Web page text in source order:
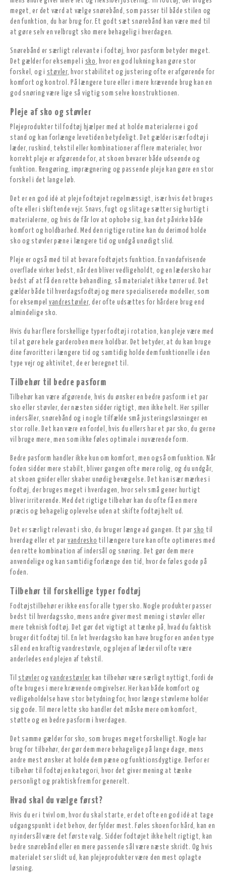
meget, er det værd at vælge snørebånd, som passer til både stilen og
den funktion, du har brug for. Et godt sæt snørebånd kan være med til
at gøre selv en velbrugt sko mere behagelig i hverdagen.
Snørebånd er særligt relevante i fodtøj, hvor pasform betyder meget.
Det gælder for eksempel i sko , hvor en god lukning kan gøre stor
forskel, og i støvler, hvor stabilitet og justering ofte er afgørende for
komfort og kontrol. På længere ture eller i mere krævende brug kan en
god snøring være lige så vigtig som selve konstruktionen.
Pleje af sko og støvler
Plejeprodukter til fodtøj hjælper med at holde materialerne i god
stand og kan forlænge levetiden betydeligt. Det gælder især fodtøj i
læder, ruskind, tekstil eller kombinationer af flere materialer, hvor
korrekt pleje er afgørende for, at skoen bevarer både udseende og
funktion. Rengøring, imprægnering og passende pleje kan gøre en stor
forskel i det lange løb.
Det er en god idé at pleje fodtøjet regelmæssigt, især hvis det bruges
ofte eller i skiftende vejr. Snavs, fugt og slitage sætter sig hurtigt i
materialerne, og hvis de får lov at ophobe sig, kan det påvirke både
komfort og holdbarhed. Med den rigtige rutine kan du derimod holde
sko og støvler pæne i længere tid og undgå unødigt slid.
Pleje er også med til at bevare fodtøjets funktion. En vandafvisende
overflade virker bedst, når den bliver vedligeholdt, og en lædersko har
bedst af at få den rette behandling, så materialet ikke tørrer ud. Det
gælder både til hverdagsfodtøj og mere specialiserede modeller, som
for eksempel vandrestøvler, der ofte udsættes for hårdere brug end
almindelige sko.
Hvis du har flere forskellige typer fodtøj i rotation, kan pleje være med
til at gøre hele garderoben mere holdbar. Det betyder, at du kan bruge
dine favoritter i længere tid og samtidig holde dem funktionelle i den
type vejr og aktivitet, de er beregnet til.
Tilbehør til bedre pasform
Tilbehør kan være afgørende, hvis du ønsker en bedre pasform i et par
sko eller støvler, der næsten sidder rigtigt, men ikke helt. Her spiller
indersåler, snørebånd og i nogle tilfælde små justeringsløsninger en
stor rolle. Det kan være en fordel, hvis du ellers har et par sko, du gerne
vil bruge mere, men som ikke føles optimale i nuværende form.
Bedre pasform handler ikke kun om komfort, men også om funktion. Når
foden sidder mere stabilt, bliver gangen ofte mere rolig, og du undgår,
at skoen gnider eller skaber unødig bevægelse. Det kan især mærkes i
fodtøj, der bruges meget i hverdagen, hvor selv små gener hurtigt
bliver irriterende. Med det rigtige tilbehør kan du ofte få en mere
præcis og behagelig oplevelse uden at skifte fodtøj helt ud.
Det er særligt relevant i sko, du bruger længe ad gangen. Et par sko til
hverdag eller et par vandresko til længere ture kan ofte optimeres med
den rette kombination af indersål og snøring. Det gør dem mere
anvendelige og kan samtidig forlænge den tid, hvor de føles gode på
foden.
Tilbehør til forskellige typer fodtøj
Fodtøjstilbehør er ikke ens for alle typer sko. Nogle produkter passer
bedst til hverdagssko, mens andre giver mest mening i støvler eller
mere teknisk fodtøj. Det gør det vigtigt at tænke på, hvad du faktisk
bruger dit fodtøj til. En let hverdagsko kan have brug for en anden type
sål end en kraftig vandrestøvle, og plejen af læder vil ofte være
anderledes end plejen af tekstil.
Til støvler ogvandrestøvler kan tilbehør være særligt nyttigt, fordi de
ofte bruges i mere krævende omgivelser. Her kan både komfort og
vedligeholdelse have stor betydning for, hvor længe støvlerne holder
sig gode. Til mere lette sko handler det måske mere om komfort,
støtte og en bedre pasform i hverdagen.
Det samme gælder for sko, som bruges meget forskelligt. Nogle har
brug for tilbehør, der gør dem mere behagelige på lange dage, mens
andre mest ønsker at holde dem pæne og funktionsdygtige. Derfor er
tilbehør til fodtøj en kategori, hvor det giver mening at tænke
personligt og praktisk frem for generelt.
Hvad skal du vælge først?
Hvis du er i tvivl om, hvor du skal starte, er det ofte en god idé at tage
udgangspunkt i det behov, der fylder mest. Føles skoen for hård, kan en
ny indersål være det første valg. Sidder fodtøjet ikke helt rigtigt, kan
bedre snørebånd eller en mere passende sål være næste skridt. Og hvis
materialet ser slidt ud, kan plejeprodukter være den mest oplagte
løsning.